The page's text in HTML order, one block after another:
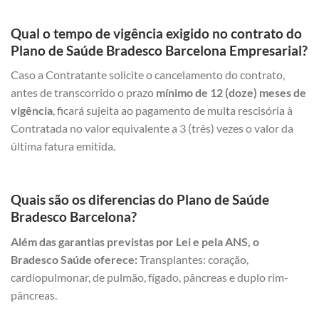
Qual o tempo de vigência exigido no contrato do
Plano de Saúde Bradesco Barcelona Empresarial?
Caso a Contratante solicite o cancelamento do contrato,
antes de transcorrido o prazo mínimo de 12 (doze) meses de
vigência, ficará sujeita ao pagamento de multa rescisória à
Contratada no valor equivalente a 3 (três) vezes o valor da
última fatura emitida.
Quais são os diferencias do Plano de Saúde
Bradesco Barcelona?
Além das garantias previstas por Lei e pela ANS, o
Bradesco Saúde oferece:Transplantes: coração,
cardiopulmonar, de pulmão, fígado, pâncreas e duplo rim-
pâncreas.